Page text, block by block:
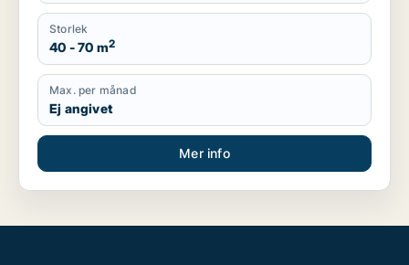
Storlek
40 - 70 m2
Max. per månad
Ej angivet
Mer info